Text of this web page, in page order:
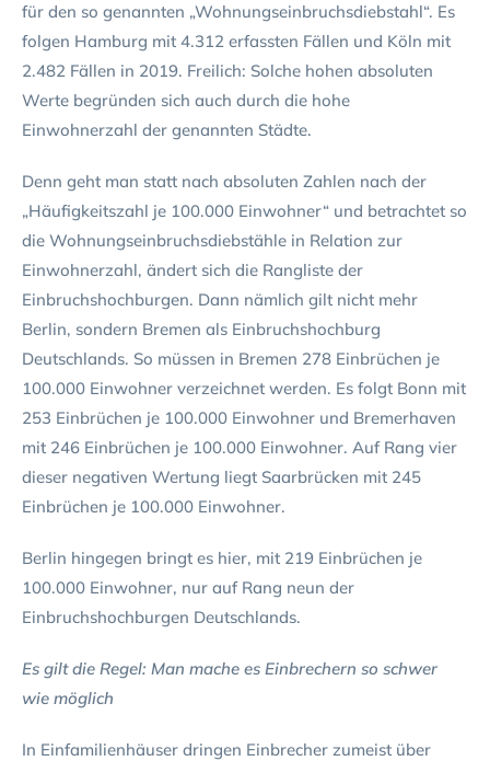
für den so genannten „Wohnungseinbruchsdiebstahl“. Es
folgen Hamburg mit 4.312 erfassten Fällen und Köln mit
2.482 Fällen in 2019. Freilich: Solche hohen absoluten
Werte begründen sich auch durch die hohe
Einwohnerzahl der genannten Städte.
Denn geht man statt nach absoluten Zahlen nach der
„Häufigkeitszahl je 100.000 Einwohner“ und betrachtet so
die Wohnungseinbruchsdiebstähle in Relation zur
Einwohnerzahl, ändert sich die Rangliste der
Einbruchshochburgen. Dann nämlich gilt nicht mehr
Berlin, sondern Bremen als Einbruchshochburg
Deutschlands. So müssen in Bremen 278 Einbrüchen je
100.000 Einwohner verzeichnet werden. Es folgt Bonn mit
253 Einbrüchen je 100.000 Einwohner und Bremerhaven
mit 246 Einbrüchen je 100.000 Einwohner. Auf Rang vier
dieser negativen Wertung liegt Saarbrücken mit 245
Einbrüchen je 100.000 Einwohner.
Berlin hingegen bringt es hier, mit 219 Einbrüchen je
100.000 Einwohner, nur auf Rang neun der
Einbruchshochburgen Deutschlands.
Es gilt die Regel: Man mache es Einbrechern so schwer
wie möglich
In Einfamilienhäuser dringen Einbrecher zumeist über